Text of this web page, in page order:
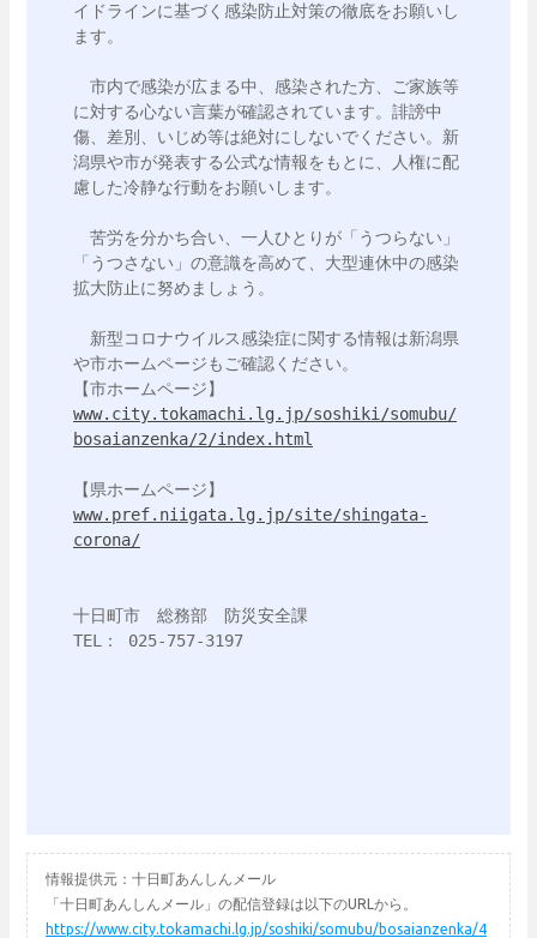
イドラインに基づく感染防止対策の徹底をお願いし
ます。
市内で感染が広まる中、感染された方、ご家族等
に対する心ない言葉が確認されています。誹謗中
傷、差別、いじめ等は絶対にしないでください。新
潟県や市が発表する公式な情報をもとに、人権に配
慮した冷静な行動をお願いします。
苦労を分かち合い、一人ひとりが「うつらない」
「うつさない」の意識を高めて、大型連休中の感染
拡大防止に努めましょう。
新型コロナウイルス感染症に関する情報は新潟県
や市ホームページもご確認ください。
www.city.tokamachi.lg.jp/soshiki/somubu/
bosaianzenka/2/index.html
www.pref.niigata.lg.jp/site/shingata-
corona/
十日町市　総務部　防災安全課
TEL： 025-757-3197
情報提供元：十日町あんしんメール
「十日町あんしんメール」の配信登録は以下のURLから。
https://www.city.tokamachi.lg.jp/soshiki/somubu/bosaianzenka/4